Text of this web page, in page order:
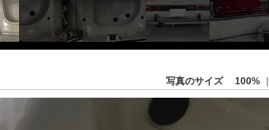
写真のサイズ 100%